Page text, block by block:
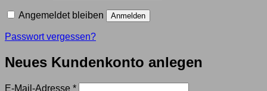
Angemeldet bleiben Anmelden
Passwort vergessen?
Neues Kundenkonto anlegen
E-Mail-Adresse *Erforderlich